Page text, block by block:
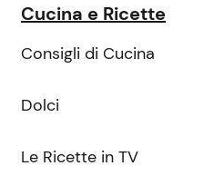
Cucina e Ricette
Consigli di Cucina
Dolci
Le Ricette in TV